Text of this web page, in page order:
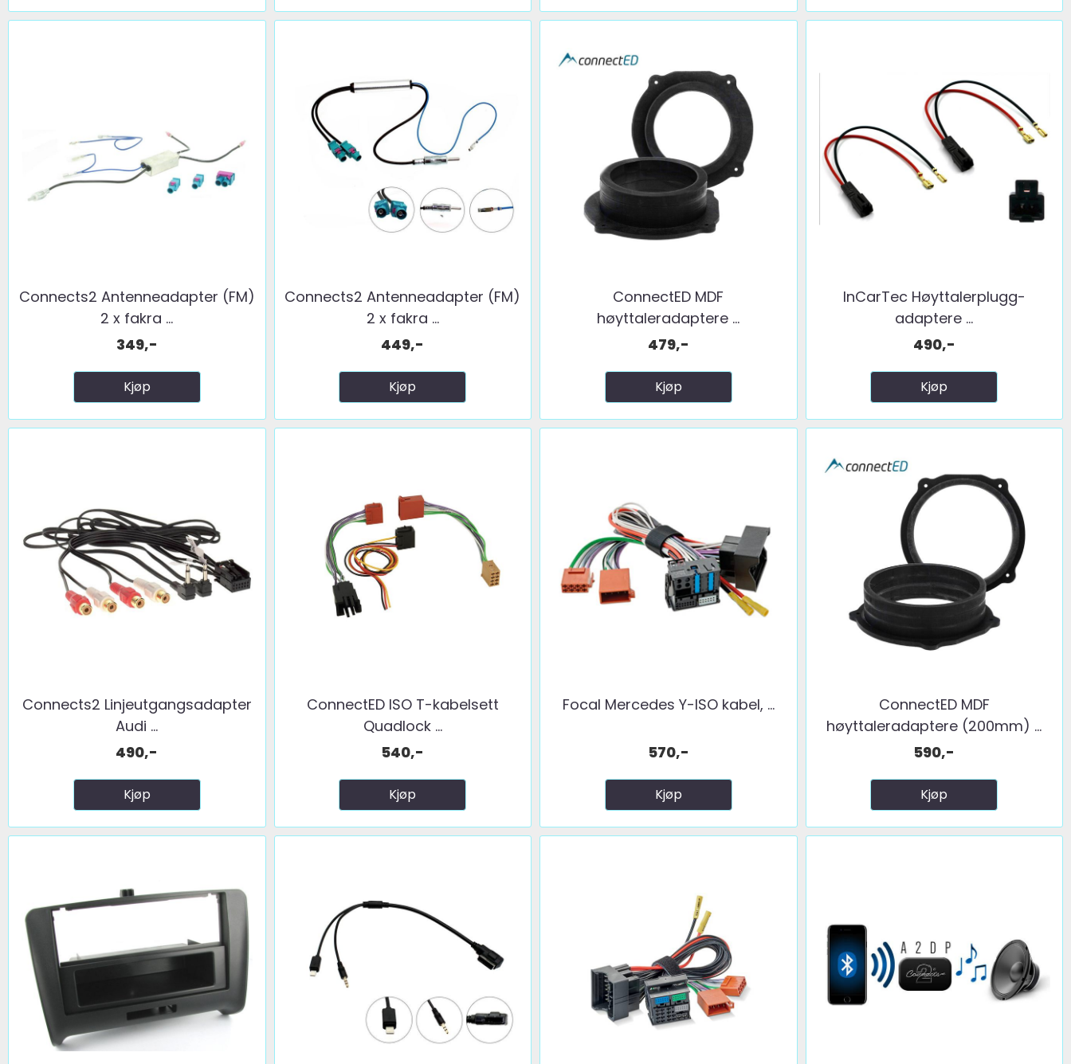
Connects2 Antenneadapter (FM)
2 x fakra ...
349,-
Kjøp
Connects2 Antenneadapter (FM)
2 x fakra ...
449,-
Kjøp
ConnectED MDF
høyttaleradaptere ...
479,-
Kjøp
InCarTec Høyttalerplugg-
adaptere ...
490,-
Kjøp
Connects2 Linjeutgangsadapter
Audi ...
490,-
Kjøp
ConnectED ISO T-kabelsett
Quadlock ...
540,-
Kjøp
Focal Mercedes Y-ISO kabel, ...
570,-
Kjøp
ConnectED MDF
høyttaleradaptere (200mm) ...
590,-
Kjøp